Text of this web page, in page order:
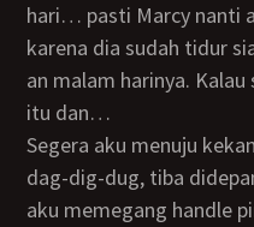
hari… pasti Marcy nanti
karena dia sudah tidur
an malam harinya.
itu dan…
Segera aku menuju kekamar mama dengan perasaan
dag-dig-dug, tiba
aku memegang handle